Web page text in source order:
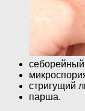
стригущий
парша.